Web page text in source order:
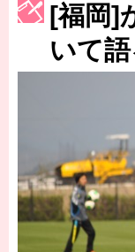
［3223号］一丸。
［3222号］史上最
[福岡]
いて